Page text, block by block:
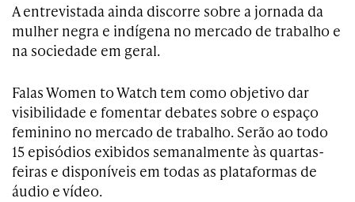
A entrevistada ainda discorre sobre a jornada da
mulher negra e indígena no mercado de trabalho e
na sociedade em geral.
Falas Women to Watch tem como objetivo dar
visibilidade e fomentar debates sobre o espaço
feminino no mercado de trabalho. Serão ao todo
15 episódios exibidos semanalmente às quartas-
feiras e disponíveis em todas as plataformas de
áudio e vídeo.